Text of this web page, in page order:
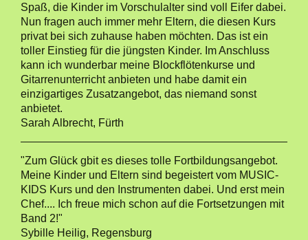
Spaß, die Kinder im Vorschulalter sind voll Eifer dabei.
Nun fragen auch immer mehr Eltern, die diesen Kurs
privat bei sich zuhause haben möchten. Das ist ein
toller Einstieg für die jüngsten Kinder. Im Anschluss
kann ich wunderbar meine Blockflötenkurse und
Gitarrenunterricht anbieten und habe damit ein
einzigartiges Zusatzangebot, das niemand sonst
anbietet.
Sarah Albrecht, Fürth
"Zum Glück gbit es dieses tolle Fortbildungsangebot.
Meine Kinder und Eltern sind begeistert vom MUSIC-
KIDS Kurs und den Instrumenten dabei. Und erst mein
Chef.... Ich freue mich schon auf die Fortsetzungen mit
Band 2!"
Sybille Heilig, Regensburg